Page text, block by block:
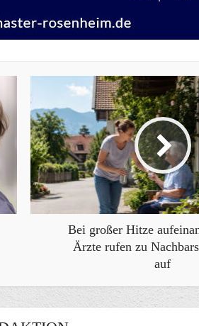
Bei großer Hitze
Ärzte rufen zu
auf